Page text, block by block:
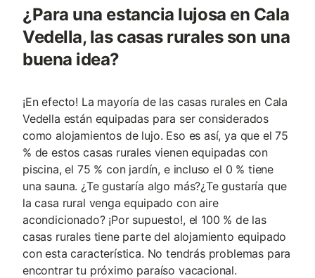
¿Para una estancia lujosa en Cala
Vedella, las casas rurales son una
buena idea?
¡En efecto! La mayoría de las casas rurales en Cala
Vedella están equipadas para ser considerados
como alojamientos de lujo. Eso es así, ya que el 75
% de estos casas rurales vienen equipadas con
piscina, el 75 % con jardín, e incluso el 0 % tiene
una sauna. ¿Te gustaría algo más?¿Te gustaría que
la casa rural venga equipado con aire
acondicionado? ¡Por supuesto!, el 100 % de las
casas rurales tiene parte del alojamiento equipado
con esta característica. No tendrás problemas para
encontrar tu próximo paraíso vacacional.